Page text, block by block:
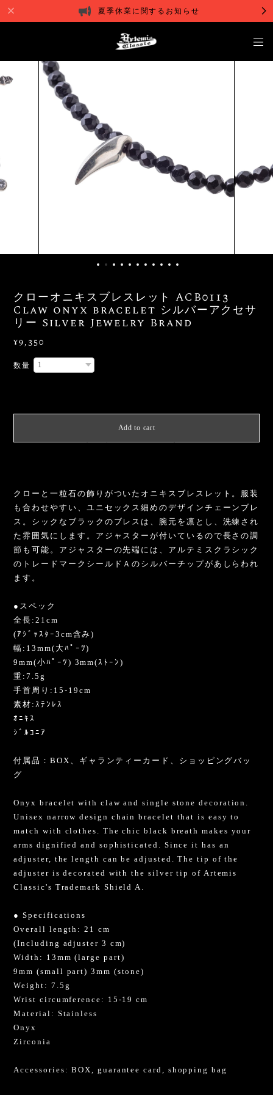
夏季休業に関するお知らせ
クローオニキスブレスレット ACB0113
Claw onyx bracelet シルバーアクセサ
リー Silver Jewelry Brand
¥9,350
数量
Add to cart
クローと一粒石の飾りがついたオニキスブレスレット。服装
も合わせやすい、ユニセックス細めのデザインチェーンブレ
ス。シックなブラックのブレスは、腕元を凛とし、洗練され
た雰囲気にします。アジャスターが付いているので長さの調
節も可能。アジャスターの先端には、アルテミスクラシック
のトレードマークシールドＡのシルバーチップがあしらわれ
ます。
●スペック
全長:21cm
(ｱｼﾞｬｽﾀｰ3cm含み)
幅:13mm(大ﾊﾟｰﾂ)
9mm(小ﾊﾟｰﾂ) 3mm(ｽﾄｰﾝ)
重:7.5g
手首周り:15-19cm
素材:ｽﾃﾝﾚｽ
ｵﾆｷｽ
ｼﾞﾙｺﾆｱ
付属品：BOX、ギャランティーカード、ショッピングバッ
グ
Onyx bracelet with claw and single stone decoration.
Unisex narrow design chain bracelet that is easy to
match with clothes. The chic black breath makes your
arms dignified and sophisticated. Since it has an
adjuster, the length can be adjusted. The tip of the
adjuster is decorated with the silver tip of Artemis
Classic's Trademark Shield A.
● Specifications
Overall length: 21 cm
(Including adjuster 3 cm)
Width: 13mm (large part)
9mm (small part) 3mm (stone)
Weight: 7.5g
Wrist circumference: 15-19 cm
Material: Stainless
Onyx
Zirconia
Accessories: BOX, guarantee card, shopping bag